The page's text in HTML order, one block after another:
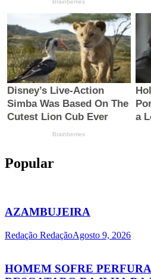
Popular
AZAMBUJEIRA
Redação RedaçãoAgosto 9, 2026
HOMEM SOFRE